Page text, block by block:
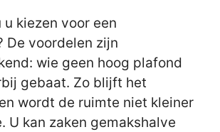
u kiezen voor een
De voordelen zijn
wie geen hoog plafond
gebaat. Zo blijft het
wordt de ruimte niet kleiner
U kan zaken gemakshalve